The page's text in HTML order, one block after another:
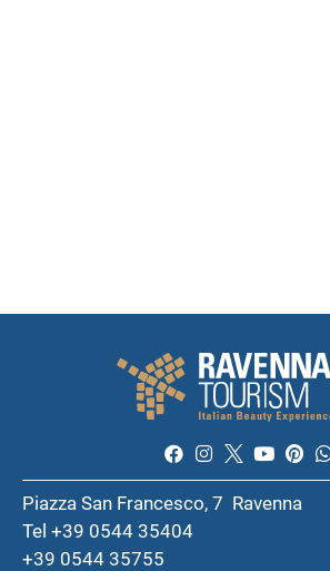
Piazza San Francesco, 7 Ravenna
Tel +39 0544 35404
+39 0544 35755